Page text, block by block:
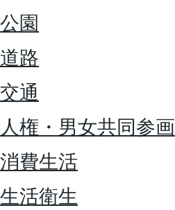
公園
道路
交通
人権・男女共同参画
消費生活
生活衛生